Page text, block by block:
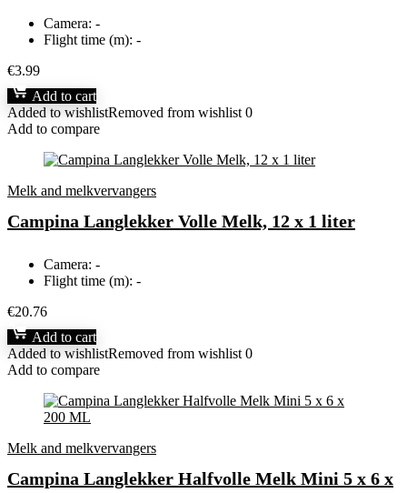
Camera: -
Flight time (m): -
€3.99
Add to cart
Added to wishlistRemoved from wishlist 0
Add to compare
Melk and melkvervangers
Campina Langlekker Volle Melk, 12 x 1 liter
Camera: -
Flight time (m): -
€20.76
Add to cart
Added to wishlistRemoved from wishlist 0
Add to compare
Melk and melkvervangers
Campina Langlekker Halfvolle Melk Mini 5 x 6 x